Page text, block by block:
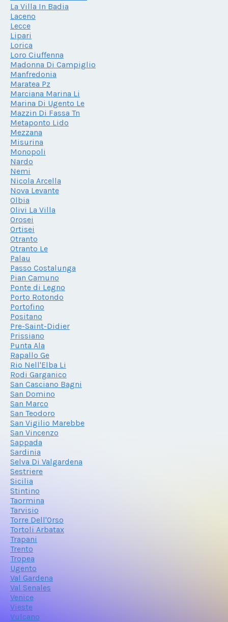
La Villa In Badia
Laceno
Lecce
Lipari
Lorica
Loro Ciuffenna
Madonna Di Campiglio
Manfredonia
Maratea Pz
Marciana Marina Li
Marina Di Ugento Le
Mazzin Di Fassa Tn
Metaponto Lido
Mezzana
Misurina
Monopoli
Nardo
Nemi
Nicola Arcella
Nova Levante
Olbia
Olivi La Villa
Orosei
Ortisei
Otranto
Otranto Le
Palau
Passo Costalunga
Pian Camuno
Ponte di Legno
Porto Rotondo
Portofino
Positano
Pre-Saint-Didier
Prissiano
Punta Ala
Rapallo Ge
Rio Nell'Elba Li
Rodi Garganico
San Casciano Bagni
San Domino
San Marco
San Teodoro
San Vigilio Marebbe
San Vincenzo
Sappada
Sardinia
Selva Di Valgardena
Sestriere
Sicilia
Stintino
Taormina
Tarvisio
Torre Dell'Orso
Tortoli Arbatax
Trapani
Trento
Tropea
Ugento
Val Gardena
Val Senales
Venice
Vieste
Vulcano